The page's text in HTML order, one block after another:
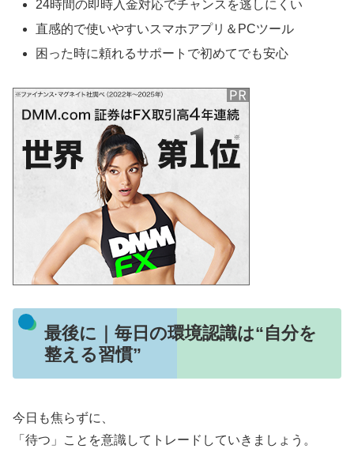
24時間の即時入金対応でチャンスを逃しにくい
直感的で使いやすいスマホアプリ＆PCツール
困った時に頼れるサポートで初めてでも安心
最後に｜毎日の環境認識は“自分を
整える習慣”
今日も焦らずに、
「待つ」ことを意識してトレードしていきましょう。